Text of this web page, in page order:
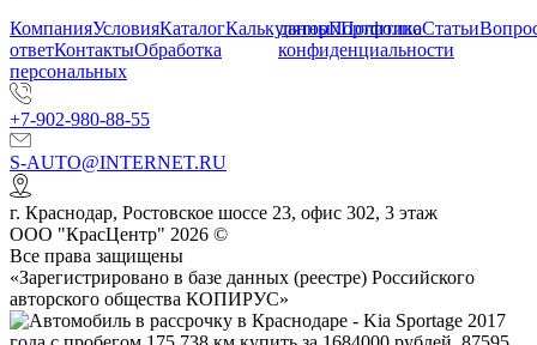
КомпанияУсловияКаталогКалькуляторПортфолиоСтатьи
ответКонтактыОбработка
персональных
данныхПолитика
конфиденциальности
+7-902-980-88-55
S-AUTO@INTERNET.RU
г. Краснодар, Ростовское шоссе 23, офис 302, 3 этаж
ООО "КрасЦентр" 2026 ©
Все права защищены
«Зарегистрировано в базе данных (реестре) Российского
авторского общества КОПИРУС»